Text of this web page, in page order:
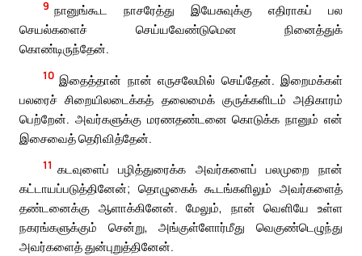
9 நானுங்கூட நாசரேத்து இயேசுவுக்கு எதிராகப் பல
செயல்களைச் செய்யவேண்டுமென நினைத்துக்
கொண்டிருந்தேன்.
10 இதைத்தான் நான் எருசலேமில் செய்தேன். இறைமக்கள்
பலரைச் சிறையிலடைக்கத் தலைமைக் குருக்களிடம் அதிகாரம்
பெற்றேன். அவர்களுக்கு மரணதண்டனை கொடுக்க நானும் என்
இசைவைத் தெரிவித்தேன்.
11 கடவுளைப் பழித்துரைக்க அவர்களைப் பலமுறை நான்
கட்டாயப்படுத்தினேன்; தொழுகைக் கூடங்களிலும் அவர்களைத்
தண்டனைக்கு ஆளாக்கினேன். மேலும், நான் வெளியே உள்ள
நகரங்களுக்கும் சென்று, அங்குள்ளோர்மீது வெகுண்டெழுந்து
அவர்களைத் துன்புறுத்தினேன்.